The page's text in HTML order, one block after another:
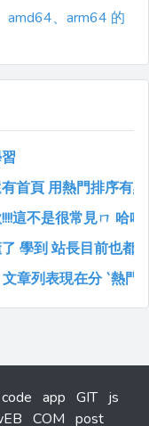
amd64、arm64 的
首頁 用熱門排序有
這不是很常見ㄇ 哈
學到 站長目前也都
文章列表現在分 `熱門
app GIT js
COM post